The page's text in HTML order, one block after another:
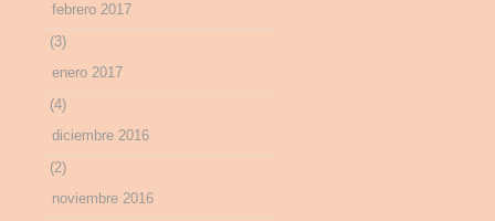
febrero 2017
(3)
enero 2017
(4)
diciembre 2016
(2)
noviembre 2016